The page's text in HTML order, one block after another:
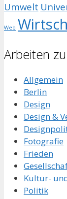
Umwelt
Web
Arbeiten
Allgemein
Berlin
Design
Design &
Fotografie
Frieden
Kultur-
Politik